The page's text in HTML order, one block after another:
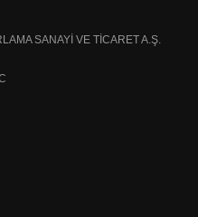
SANAYİ VE TİCARET A.Ş.